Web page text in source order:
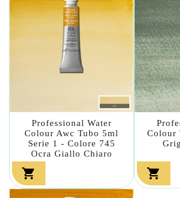
Professional Water
Colour Awc Tubo 5ml
Serie 1 - Colore 745
Ocra Giallo Chiaro

Colour
